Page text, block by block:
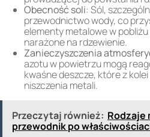
Obecność soli: Sól,
przewodnictwo wody, co
elementy metalowe w
narażone na rdzewienie.
Zanieczyszczenia
azotu w powietrzu mogą
kwaśne deszcze, które z
niszczenia metali.
Przeczytaj również: Rodzaje
przewodnik po